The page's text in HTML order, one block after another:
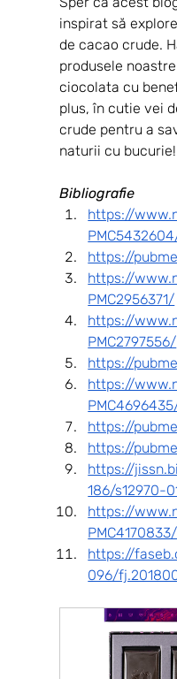
inspirat să
de cacao crude.
produsele
ciocolata cu
plus, în cutie vei
crude pentru a
naturii cu bucurie!
Bibliografie
https://
https://
https://
PMC2956371/
https://
PMC2797556/
https://
https://
https://
https://
https://
186/s12970-
https://
PMC4170833/
https://
096/